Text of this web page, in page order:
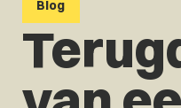
Blog